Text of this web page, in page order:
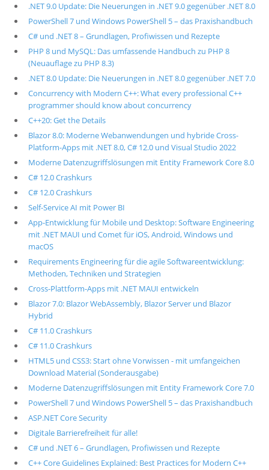
.NET 9.0 Update: Die Neuerungen in .NET 9.0 gegenüber .NET 8.0
PowerShell 7 und Windows PowerShell 5 – das Praxishandbuch
C# und .NET 8 – Grundlagen, Profiwissen und Rezepte
PHP 8 und MySQL: Das umfassende Handbuch zu PHP 8
(Neuauflage zu PHP 8.3)
.NET 8.0 Update: Die Neuerungen in .NET 8.0 gegenüber .NET 7.0
Concurrency with Modern C++: What every professional C++
programmer should know about concurrency
C++20: Get the Details
Blazor 8.0: Moderne Webanwendungen und hybride Cross-
Platform-Apps mit .NET 8.0, C# 12.0 und Visual Studio 2022
Moderne Datenzugriffslösungen mit Entity Framework Core 8.0
C# 12.0 Crashkurs
C# 12.0 Crashkurs
Self-Service AI mit Power BI
App-Entwicklung für Mobile und Desktop: Software Engineering
mit .NET MAUI und Comet für iOS, Android, Windows und
macOS
Requirements Engineering für die agile Softwareentwicklung:
Methoden, Techniken und Strategien
Cross-Plattform-Apps mit .NET MAUI entwickeln
Blazor 7.0: Blazor WebAssembly, Blazor Server und Blazor
Hybrid
C# 11.0 Crashkurs
C# 11.0 Crashkurs
HTML5 und CSS3: Start ohne Vorwissen - mit umfangeichen
Download Material (Sonderausgabe)
Moderne Datenzugriffslösungen mit Entity Framework Core 7.0
PowerShell 7 und Windows PowerShell 5 – das Praxishandbuch
ASP.NET Core Security
Digitale Barrierefreiheit für alle!
C# und .NET 6 – Grundlagen, Profiwissen und Rezepte
C++ Core Guidelines Explained: Best Practices for Modern C++